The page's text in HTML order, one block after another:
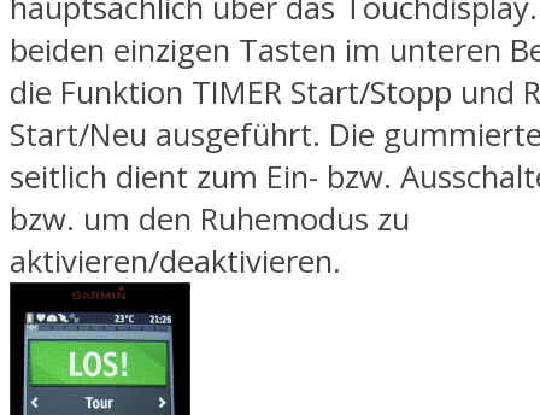
beiden einzigen Tasten im unteren
die Funktion TIMER Start/Stopp und
Start/Neu ausgeführt. Die
seitlich dient zum Ein- bzw.
bzw. um den Ruhemodus zu
aktivieren/deaktivieren.